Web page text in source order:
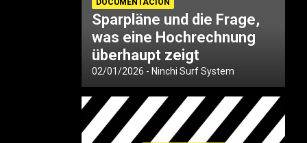
Sparpläne und die Frage,
was eine Hochrechnung
überhaupt zeigt
02/01/2026 Ninchi Surf System